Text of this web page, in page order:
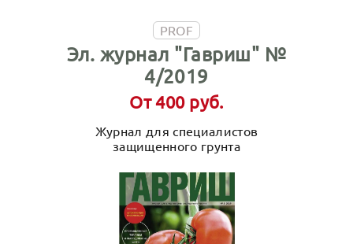
PROF
Эл. журнал "Гавриш" №
4/2019
От 400 руб.
Журнал для специалистов
защищенного грунта